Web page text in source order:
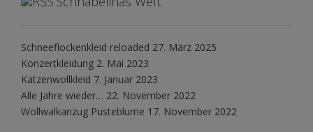
Schneeflockenkleid reloaded 27. März 2025
Konzertkleidung 2. Mai 2023
Katzenwollkleid 7. Januar 2023
Alle Jahre wieder… 22. November 2022
Wollwalkanzug Pusteblume 17. November 2022